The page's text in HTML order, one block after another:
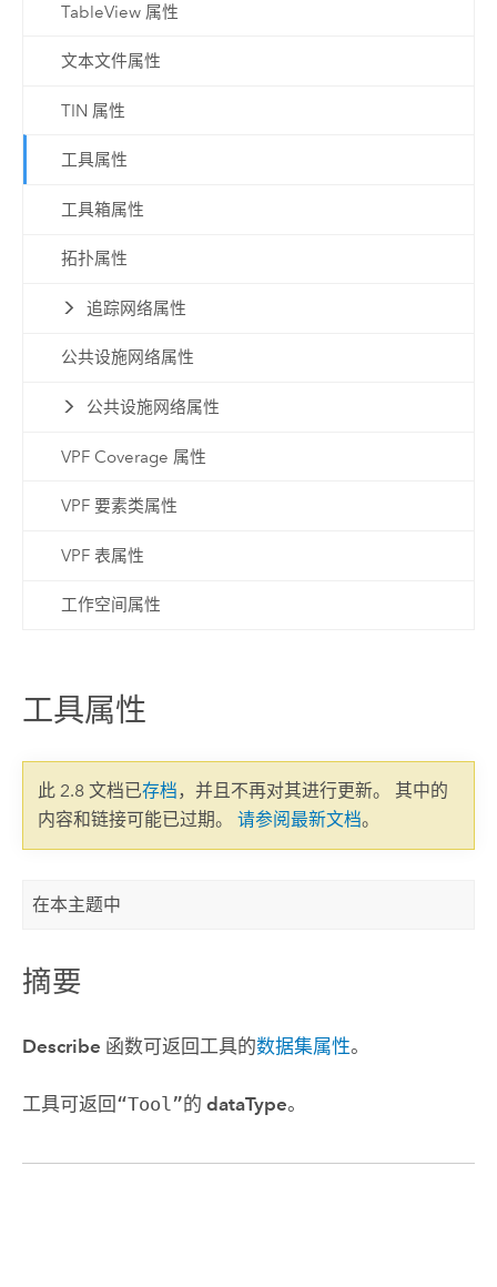
TableView 属性
文本文件属性
TIN 属性
工具属性
工具箱属性
拓扑属性
追踪网络属性
公共设施网络属性
公共设施网络属性
VPF Coverage 属性
VPF 要素类属性
VPF 表属性
工作空间属性
工具属性
此 2.8 文档已存档，并且不再对其进行更新。 其中的
内容和链接可能已过期。 请参阅最新文档。
在本主题中
摘要
Describe 函数可返回工具的数据集属性。
工具可返回 “Tool”的 dataType。